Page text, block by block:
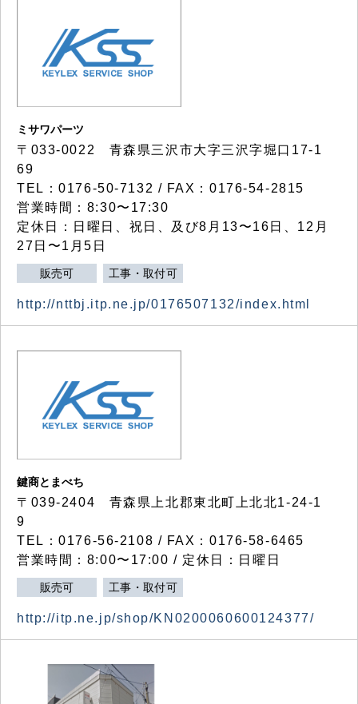
ミサワパーツ
〒033-0022 青森県三沢市大字三沢字堀口17-1
69
TEL：0176-50-7132 / FAX：0176-54-2815
営業時間：8:30〜17:30
定休日：日曜日、祝日、及び8月13〜16日、12月
27日〜1月5日
販売可 工事・取付可
http://nttbj.itp.ne.jp/0176507132/index.html
鍵商とまべち
〒039-2404 青森県上北郡東北町上北北1-24-1
9
TEL：0176-56-2108 / FAX：0176-58-6465
営業時間：8:00〜17:00 / 定休日：日曜日
販売可 工事・取付可
http://itp.ne.jp/shop/KN0200060600124377/